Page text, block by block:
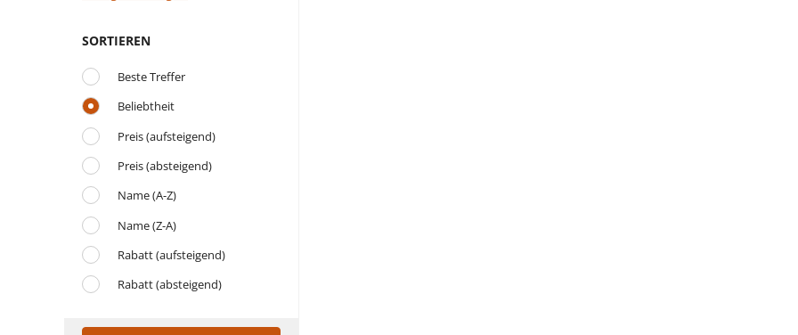
SORTIEREN
Beste Treffer
Beliebtheit
Preis (aufsteigend)
Preis (absteigend)
Name (A-Z)
Name (Z-A)
Rabatt (aufsteigend)
Rabatt (absteigend)